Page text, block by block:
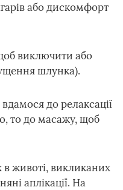
або дискомфорт
виключити або
шлунка).
до релаксації
то до масажу, щоб
животі, викликаних
аплікації. На